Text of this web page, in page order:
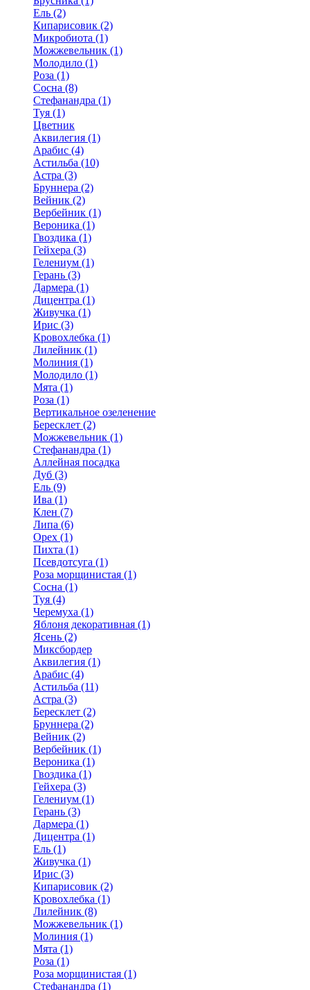
Ель (2)
Кипарисовик (2)
Микробиота (1)
Можжевельник (1)
Молодило (1)
Роза (1)
Сосна (8)
Стефанандра (1)
Туя (1)
Цветник
Аквилегия (1)
Арабис (4)
Астильба (10)
Астра (3)
Бруннера (2)
Вейник (2)
Вербейник (1)
Вероника (1)
Гвоздика (1)
Гейхера (3)
Гелениум (1)
Герань (3)
Дармера (1)
Дицентра (1)
Живучка (1)
Ирис (3)
Кровохлебка (1)
Лилейник (1)
Молиния (1)
Молодило (1)
Мята (1)
Роза (1)
Вертикальное озеленение
Бересклет (2)
Можжевельник (1)
Стефанандра (1)
Аллейная посадка
Дуб (3)
Ель (9)
Ива (1)
Клен (7)
Липа (6)
Орех (1)
Пихта (1)
Псевдотсуга (1)
Роза морщинистая (1)
Сосна (1)
Туя (4)
Черемуха (1)
Яблоня декоративная (1)
Ясень (2)
Миксбордер
Аквилегия (1)
Арабис (4)
Астильба (11)
Астра (3)
Бересклет (2)
Бруннера (2)
Вейник (2)
Вербейник (1)
Вероника (1)
Гвоздика (1)
Гейхера (3)
Гелениум (1)
Герань (3)
Дармера (1)
Дицентра (1)
Ель (1)
Живучка (1)
Ирис (3)
Кипарисовик (2)
Кровохлебка (1)
Лилейник (8)
Можжевельник (1)
Молиния (1)
Мята (1)
Роза (1)
Роза морщинистая (1)
Стефанандра (1)